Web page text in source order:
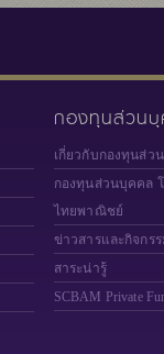
กองทุนส่วน
เกี่ยวกับกองทุนส่ว
กองทุนส่วนบุคคล
ไทยพาณิชย์
ข่าวสารและกิจกรร
สาระน่ารู้
SCBAM Private